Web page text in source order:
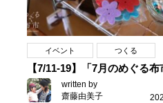
イベント つくる
【7/11-19】「7月のめぐる布
written by
齋藤由美子